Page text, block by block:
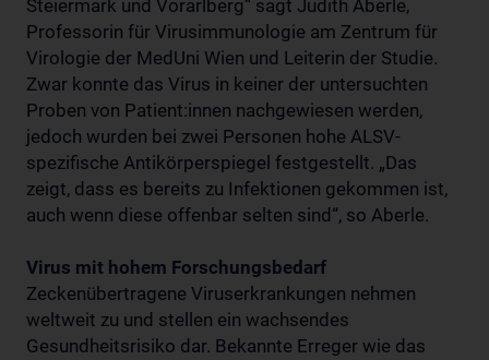
Steiermark und Vorarlberg“ sagt Judith Aberle,
Professorin für Virusimmunologie am Zentrum für
Virologie der MedUni Wien und Leiterin der Studie.
Zwar konnte das Virus in keiner der untersuchten
Proben von Patient:innen nachgewiesen werden,
jedoch wurden bei zwei Personen hohe ALSV-
spezifische Antikörperspiegel festgestellt. „Das
zeigt, dass es bereits zu Infektionen gekommen ist,
auch wenn diese offenbar selten sind“, so Aberle.
Virus mit hohem Forschungsbedarf
Zeckenübertragene Viruserkrankungen nehmen
weltweit zu und stellen ein wachsendes
Gesundheitsrisiko dar. Bekannte Erreger wie das